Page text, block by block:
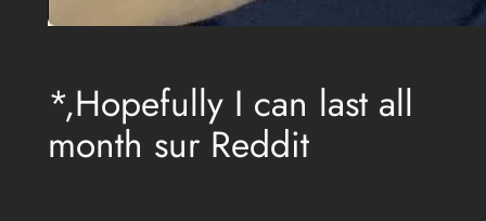
*,Hopefully I can last all
month sur Reddit